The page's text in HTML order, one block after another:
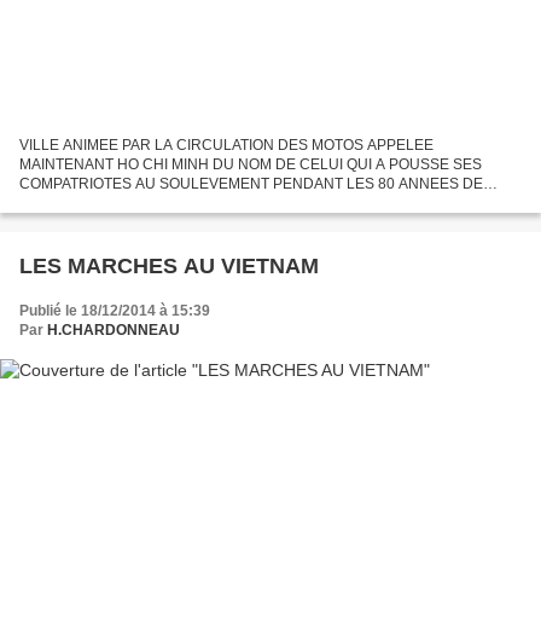
VILLE ANIMEE PAR LA CIRCULATION DES MOTOS APPELEE
MAINTENANT HO CHI MINH DU NOM DE CELUI QUI A POUSSE SES
COMPATRIOTES AU SOULEVEMENT PENDANT LES 80 ANNEES DE
LE MUSEE DE LA GUERRE EST TERRIFIANT...
LES MARCHES AU VIETNAM
Publié le 18/12/2014 à 15:39
Par H.CHARDONNEAU